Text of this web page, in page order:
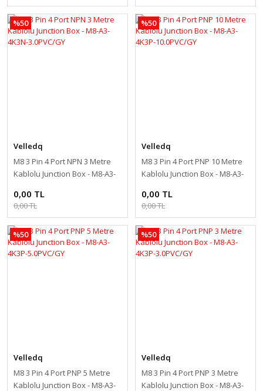
%50
Velledq
M8 3 Pin 4 Port NPN 3 Metre
Kablolu Junction Box - M8-A3-
0,00 TL
0,00 TL
%50
Velledq
M8 3 Pin 4 Port PNP 10 Metre
Kablolu Junction Box - M8-A3-
0,00 TL
0,00 TL
%50
Velledq
M8 3 Pin 4 Port PNP 5 Metre
Kablolu Junction Box - M8-A3-
%50
Velledq
M8 3 Pin 4 Port PNP 3 Metre
Kablolu Junction Box - M8-A3-